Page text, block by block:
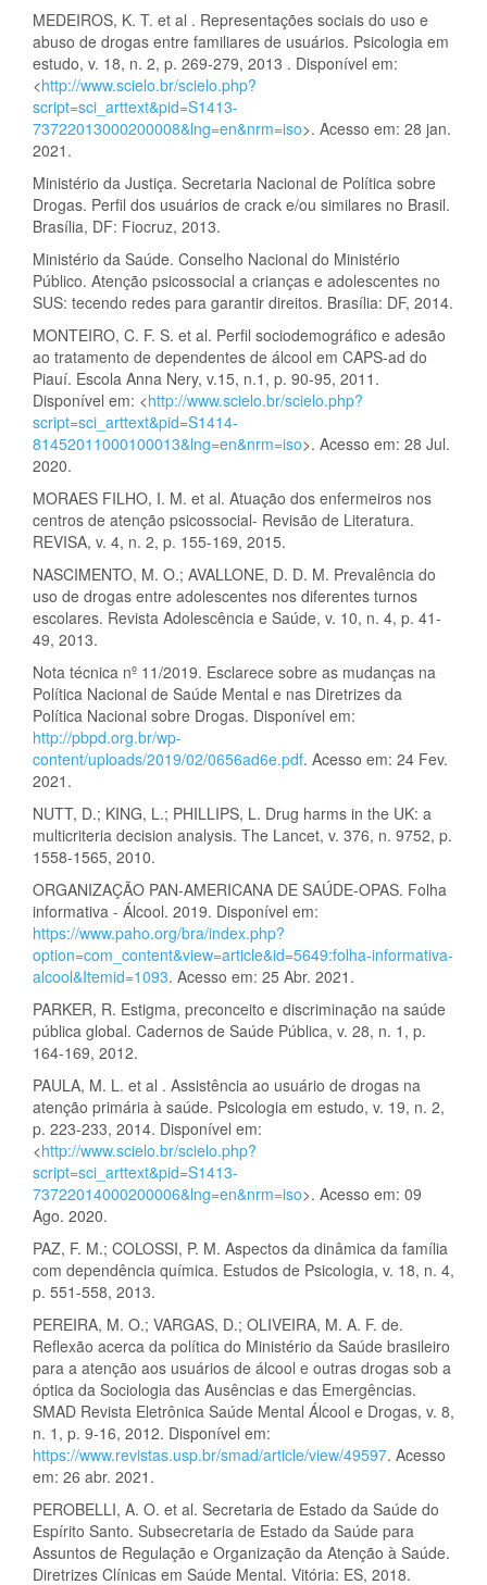
MEDEIROS, K. T. et al . Representações sociais do uso e
abuso de drogas entre familiares de usuários. Psicologia em
estudo, v. 18, n. 2, p. 269-279, 2013 . Disponível em:
<http://www.scielo.br/scielo.php?
script=sci_arttext&pid=S1413-
73722013000200008&lng=en&nrm=iso>. Acesso em: 28 jan.
2021.
Ministério da Justiça. Secretaria Nacional de Política sobre
Drogas. Perfil dos usuários de crack e/ou similares no Brasil.
Brasília, DF: Fiocruz, 2013.
Ministério da Saúde. Conselho Nacional do Ministério
Público. Atenção psicossocial a crianças e adolescentes no
SUS: tecendo redes para garantir direitos. Brasília: DF, 2014.
MONTEIRO, C. F. S. et al. Perfil sociodemográfico e adesão
ao tratamento de dependentes de álcool em CAPS-ad do
Piauí. Escola Anna Nery, v.15, n.1, p. 90-95, 2011.
Disponível em: <http://www.scielo.br/scielo.php?
script=sci_arttext&pid=S1414-
81452011000100013&lng=en&nrm=iso>. Acesso em: 28 Jul.
2020.
MORAES FILHO, I. M. et al. Atuação dos enfermeiros nos
centros de atenção psicossocial- Revisão de Literatura.
REVISA, v. 4, n. 2, p. 155-169, 2015.
NASCIMENTO, M. O.; AVALLONE, D. D. M. Prevalência do
uso de drogas entre adolescentes nos diferentes turnos
escolares. Revista Adolescência e Saúde, v. 10, n. 4, p. 41-
49, 2013.
Nota técnica nº 11/2019. Esclarece sobre as mudanças na
Política Nacional de Saúde Mental e nas Diretrizes da
Política Nacional sobre Drogas. Disponível em:
http://pbpd.org.br/wp-
content/uploads/2019/02/0656ad6e.pdf. Acesso em: 24 Fev.
2021.
NUTT, D.; KING, L.; PHILLIPS, L. Drug harms in the UK: a
multicriteria decision analysis. The Lancet, v. 376, n. 9752, p.
1558-1565, 2010.
ORGANIZAÇÃO PAN-AMERICANA DE SAÚDE-OPAS. Folha
informativa - Álcool. 2019. Disponível em:
https://www.paho.org/bra/index.php?
option=com_content&view=article&id=5649:folha-informativa-
alcool&Itemid=1093. Acesso em: 25 Abr. 2021.
PARKER, R. Estigma, preconceito e discriminação na saúde
pública global. Cadernos de Saúde Pública, v. 28, n. 1, p.
164-169, 2012.
PAULA, M. L. et al . Assistência ao usuário de drogas na
atenção primária à saúde. Psicologia em estudo, v. 19, n. 2,
p. 223-233, 2014. Disponível em:
<http://www.scielo.br/scielo.php?
script=sci_arttext&pid=S1413-
73722014000200006&lng=en&nrm=iso>. Acesso em: 09
Ago. 2020.
PAZ, F. M.; COLOSSI, P. M. Aspectos da dinâmica da família
com dependência química. Estudos de Psicologia, v. 18, n. 4,
p. 551-558, 2013.
PEREIRA, M. O.; VARGAS, D.; OLIVEIRA, M. A. F. de.
Reflexão acerca da política do Ministério da Saúde brasileiro
para a atenção aos usuários de álcool e outras drogas sob a
óptica da Sociologia das Ausências e das Emergências.
SMAD Revista Eletrônica Saúde Mental Álcool e Drogas, v. 8,
n. 1, p. 9-16, 2012. Disponível em:
https://www.revistas.usp.br/smad/article/view/49597. Acesso
em: 26 abr. 2021.
PEROBELLI, A. O. et al. Secretaria de Estado da Saúde do
Espírito Santo. Subsecretaria de Estado da Saúde para
Assuntos de Regulação e Organização da Atenção à Saúde.
Diretrizes Clínicas em Saúde Mental. Vitória: ES, 2018.